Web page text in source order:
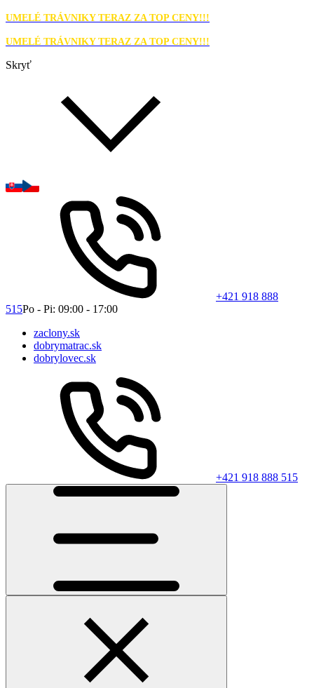
UMELÉ TRÁVNIKY TERAZ ZA TOP CENY!!!
UMELÉ TRÁVNIKY TERAZ ZA TOP CENY!!!
Skryť
+421 918 888
515Po - Pi: 09:00 - 17:00
zaclony.sk
dobrymatrac.sk
dobrylovec.sk
+421 918 888 515